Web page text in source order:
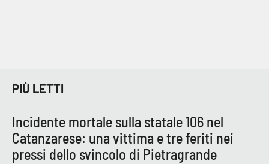
PIÙ LETTI
Incidente mortale sulla statale 106 nel
Catanzarese: una vittima e tre feriti nei
pressi dello svincolo di Pietragrande